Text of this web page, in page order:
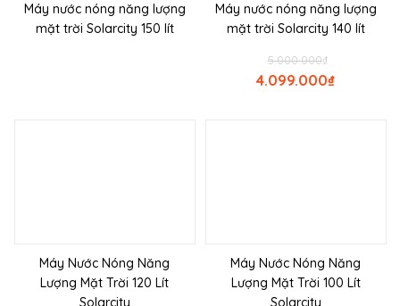
Máy nước nóng năng lượng
mặt trời Solarcity 150 lít
Máy nước nóng năng lượng
mặt trời Solarcity 140 lít
₫
5.000.000
₫
4.099.000
Máy Nước Nóng Năng
Lượng Mặt Trời 120 Lít
Solarcity
Máy Nước Nóng Năng
Lượng Mặt Trời 100 Lít
Solarcity